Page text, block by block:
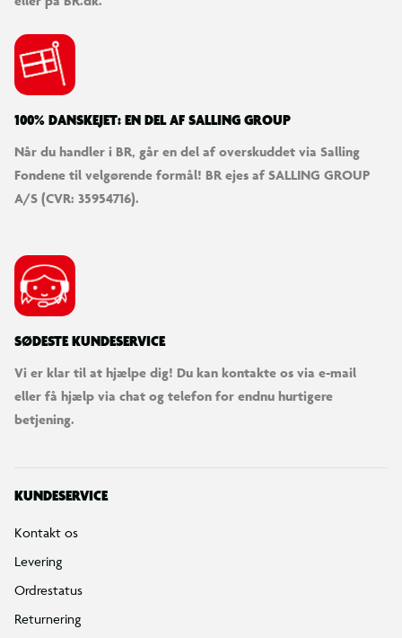
100% DANSKEJET: EN DEL AF SALLING GROUP
Når du handler i BR, går en del af overskuddet via Salling
Fondene til velgørende formål! BR ejes af SALLING GROUP
A/S (CVR: 35954716).
SØDESTE KUNDESERVICE
Vi er klar til at hjælpe dig! Du kan kontakte os via e-mail
eller få hjælp via chat og telefon for endnu hurtigere
betjening.
KUNDESERVICE
Kontakt os
Levering
Ordrestatus
Returnering